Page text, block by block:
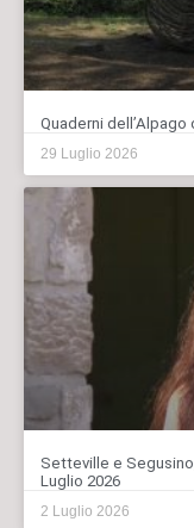
Quaderni dell’Alpago
29 Luglio 2026
Setteville e
Luglio 2026
2 Luglio 2026